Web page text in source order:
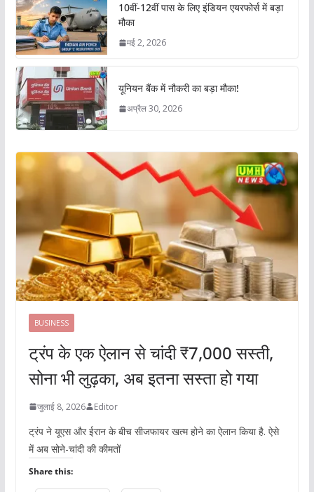
10वीं-12वीं पास के लिए इंडियन एयरफोर्स में बड़ा
मौका
मई 2, 2026
यूनियन बैंक में नौकरी का बड़ा मौका!
अप्रैल 30, 2026
BUSINESS
ट्रंप के एक ऐलान से चांदी ₹7,000 सस्ती,
सोना भी लुढ़का, अब इतना सस्ता हो गया
जुलाई 8, 2026 Editor
ट्रंप ने यूएस और ईरान के बीच सीजफायर खत्म होने का ऐलान किया है. ऐसे
में अब सोने-चांदी की कीमतों
Share this: